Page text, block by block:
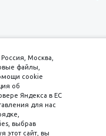
6, стр. 16
60-70-30
Москва,
файлы,
cookie
об
Яндекса в ЕС
для нас
выбрав
этот сайт, вы